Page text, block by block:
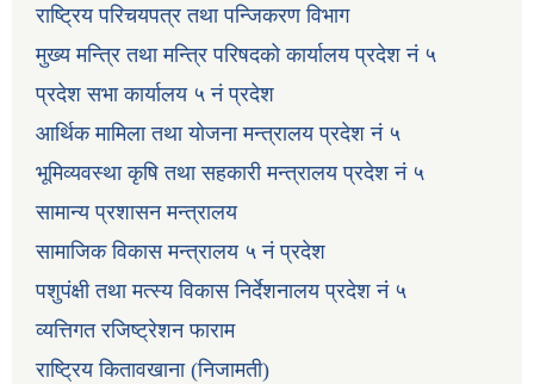
राष्ट्रिय परिचयपत्र तथा पन्जिकरण विभाग
मुख्य मन्त्रि तथा मन्त्रि परिषदको कार्यालय प्रदेश नं ५
प्रदेश सभा कार्यालय ५ नं प्रदेश
आर्थिक मामिला तथा योजना मन्त्रालय प्रदेश नं ५
भूमिव्यवस्था कृषि तथा सहकारी मन्त्रालय प्रदेश नं ५
सामान्य प्रशासन मन्त्रालय
सामाजिक विकास मन्त्रालय ५ नं प्रदेश
पशुपंक्षी तथा मत्स्य विकास निर्देशनालय प्रदेश नं ५
व्यत्तिगत रजिष्ट्रेशन फाराम
राष्ट्रिय कितावखाना (निजामती)